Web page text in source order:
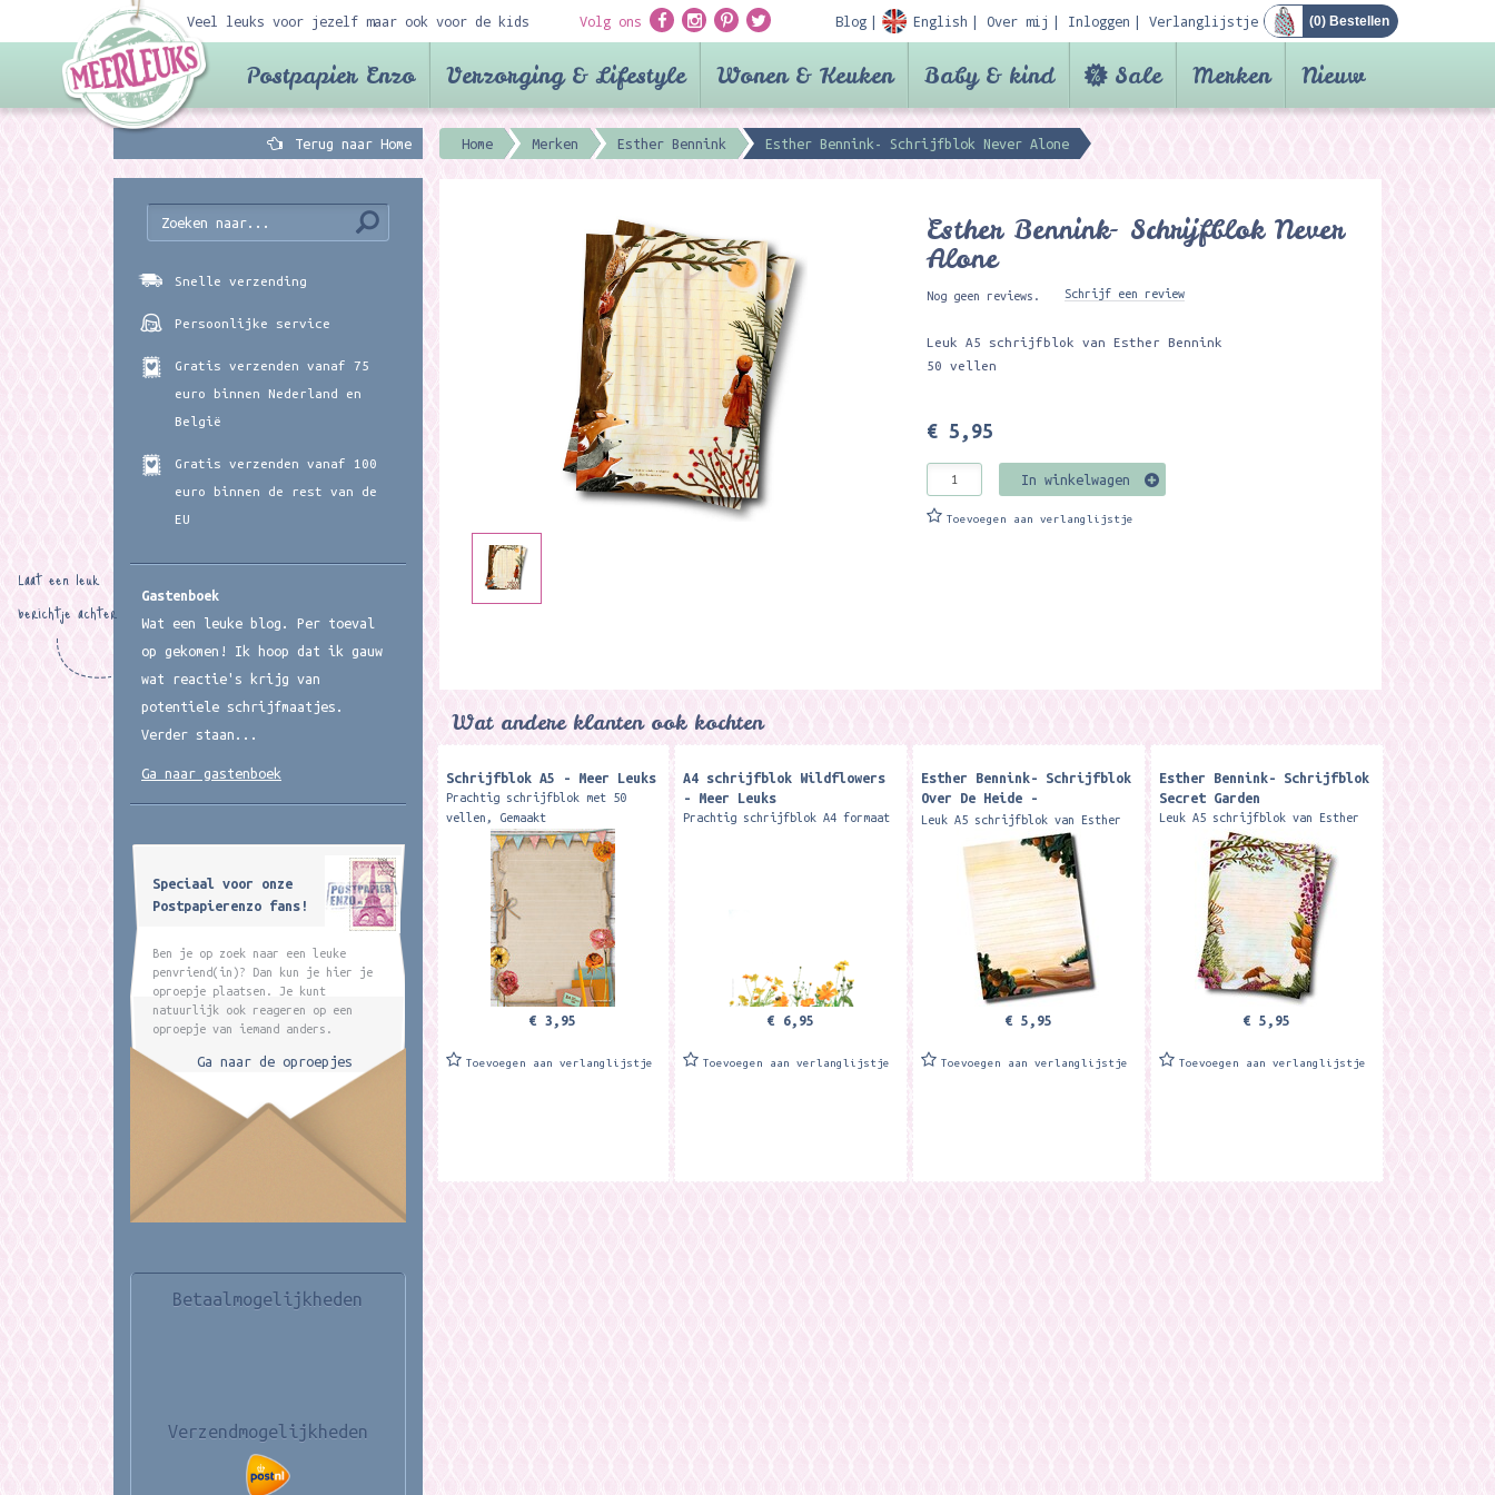
Veel leuks voor jezelf maar ook voor de kids Volg ons Blog English Over mij Inloggen Verlanglijstje (0) Bestellen
Postpapier Enzo Verzorging & Lifestyle Wonen & Keuken Baby & kind Sale Merken Nieuw
Terug naar Home Home Merken Esther Bennink Esther Bennink- Schrijfblok Never Alone
Esther Bennink- Schrijfblok Never
Alone
Nog geen reviews. Schrijf een review
Leuk A5 schrijfblok van Esther Bennink
50 vellen
€ 5,95
In winkelwagen
Toevoegen aan verlanglijstje
Wat andere klanten ook kochten
Schrijfblok A5 - Meer Leuks
Prachtig schrijfblok met 50
vellen, Gemaakt
van recyclingpapier. Formaat: 21
x 14,5 cm. Merk: Meer Leuks
€ 3,95
Toevoegen aan verlanglijstje
A4 schrijfblok Wildflowers
- Meer Leuks
Prachtig schrijfblok A4 formaat
€ 6,95
Toevoegen aan verlanglijstje
Esther Bennink- Schrijfblok
Over De Heide -
Heatherfields
Leuk A5 schrijfblok van Esther
Bennink 50 vellen
€ 5,95
Toevoegen aan verlanglijstje
Esther Bennink- Schrijfblok
Secret Garden
Leuk A5 schrijfblok van Esther
Bennink 50 vellen
€ 5,95
Toevoegen aan verlanglijstje
Snelle verzending
Persoonlijke service
Gratis verzenden vanaf 75
euro binnen Nederland en
België
Gratis verzenden vanaf 100
euro binnen de rest van de
EU
Gastenboek
Wat een leuke blog. Per toeval
op gekomen! Ik hoop dat ik gauw
wat reactie's krijg van
potentiele schrijfmaatjes.
Verder staan...
Laat een leuk
berichtje achter
Ga naar gastenboek
Speciaal voor onze
Postpapierenzo fans!
Ben je op zoek naar een leuke
penvriend(in)? Dan kun je hier je
oproepje plaatsen. Je kunt
natuurlijk ook reageren op een
oproepje van iemand anders.
Ga naar de oproepjes
Betaalmogelijkheden
Verzendmogelijkheden